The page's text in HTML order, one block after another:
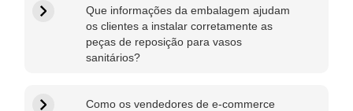
Que informações da embalagem ajudam
os clientes a instalar corretamente as
peças de reposição para vasos
sanitários?
Como os vendedores de e-commerce